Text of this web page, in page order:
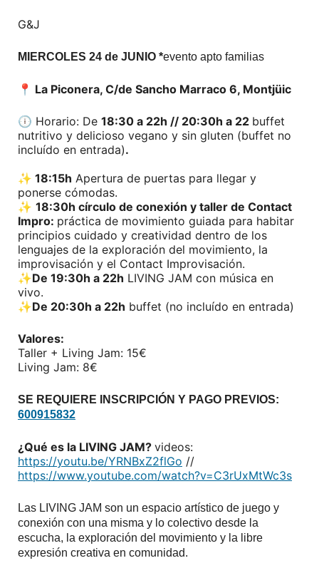
G&J
MIERCOLES 24 de JUNIO *evento apto familias
📍 La Piconera, C/de Sancho Marraco 6, Montjüic
🕕 Horario: De 18:30 a 22h // 20:30h a 22 buffet
nutritivo y delicioso vegano y sin gluten (buffet no
incluído en entrada).
✨ 18:15h Apertura de puertas para llegar y
ponerse cómodas.
✨ 18:30h círculo de conexión y taller de Contact
Impro: práctica de movimiento guiada para habitar
principios cuidado y creatividad dentro de los
lenguajes de la exploración del movimiento, la
improvisación y el Contact Improvisación.
✨De 19:30h a 22h LIVING JAM con música en
vivo.
✨De 20:30h a 22h buffet (no incluído en entrada)
Valores:
Taller + Living Jam: 15€
Living Jam: 8€
SE REQUIERE INSCRIPCIÓN Y PAGO PREVIOS:
600915832
¿Qué es la LIVING JAM? videos:
https://youtu.be/YRNBxZ2flGo //
https://www.youtube.com/watch?v=C3rUxMtWc3s
Las LIVING JAM son un espacio artístico de juego y
conexión con una misma y lo colectivo desde la
escucha, la exploración del movimiento y la libre
expresión creativa en comunidad.